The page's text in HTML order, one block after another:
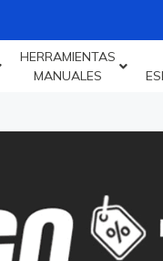
HERRAMIENTAS
MANUALES